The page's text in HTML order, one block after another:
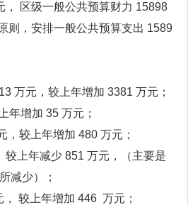
区级一般公共预算财力 15898
则，安排一般公共预算支出 1589
万元，较上年增加 3381 万元；
年增加 35 万元；
，较上年增加 480 万元；
较上年减少 851 万元，（主要是
减少）；
较上年增加 446 万元；